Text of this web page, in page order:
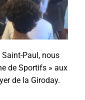
Paul, nous
de Sportifs » aux
de la Giroday.